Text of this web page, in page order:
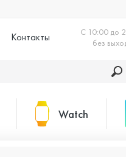
Контакты
С 10:00 до
без
Watch